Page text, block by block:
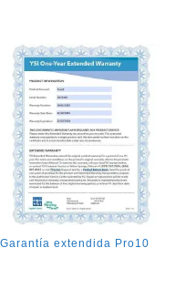
Garantía extendida Pro10